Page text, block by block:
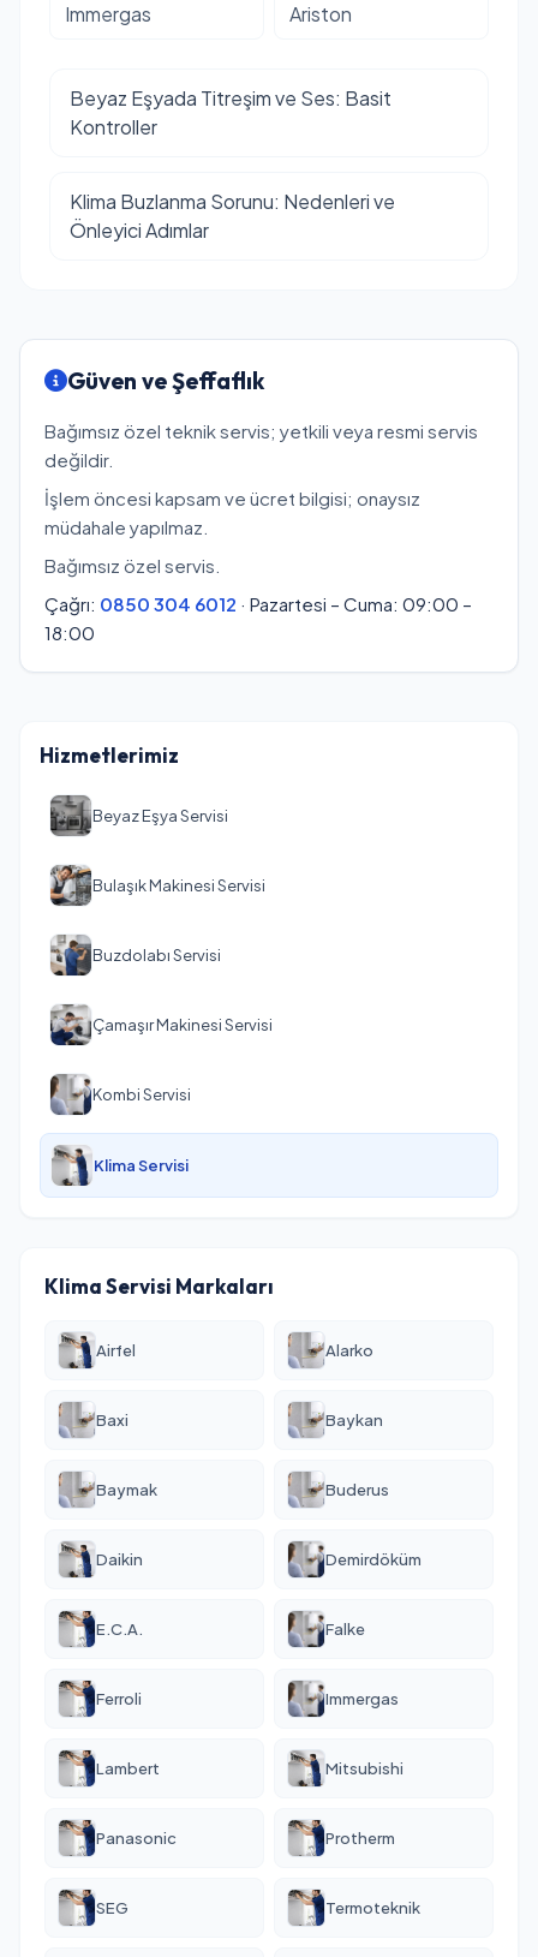
Immergas Ariston
Beyaz Eşyada Titreşim ve Ses: Basit
Kontroller
Klima Buzlanma Sorunu: Nedenleri ve
Önleyici Adımlar
Güven ve Şeffaflık
Bağımsız özel teknik servis; yetkili veya resmi servis
değildir.
İşlem öncesi kapsam ve ücret bilgisi; onaysız
müdahale yapılmaz.
Bağımsız özel servis.
Çağrı: 0850 304 6012 · Pazartesi – Cuma: 09:00 –
18:00
Hizmetlerimiz
Beyaz Eşya Servisi
Bulaşık Makinesi Servisi
Buzdolabı Servisi
Çamaşır Makinesi Servisi
Kombi Servisi
Klima Servisi
Klima Servisi Markaları
Airfel Alarko
Baxi Baykan
Baymak Buderus
Daikin Demirdöküm
E.C.A. Falke
Ferroli Immergas
Lambert Mitsubishi
Panasonic Protherm
SEG Termoteknik